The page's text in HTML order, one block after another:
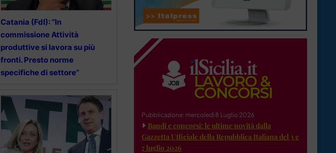
Catania (FdI): “In
commissione Attività
produttive si lavora su più
fronti. Presto norme
specifiche di settore”
Pubblicazione: mercoledì 8 Luglio 2026
Bandi e concorsi: le ultime novità dalla
Gazzetta Ufficiale della Repubblica Italiana del 3 e
7 luglio 2026